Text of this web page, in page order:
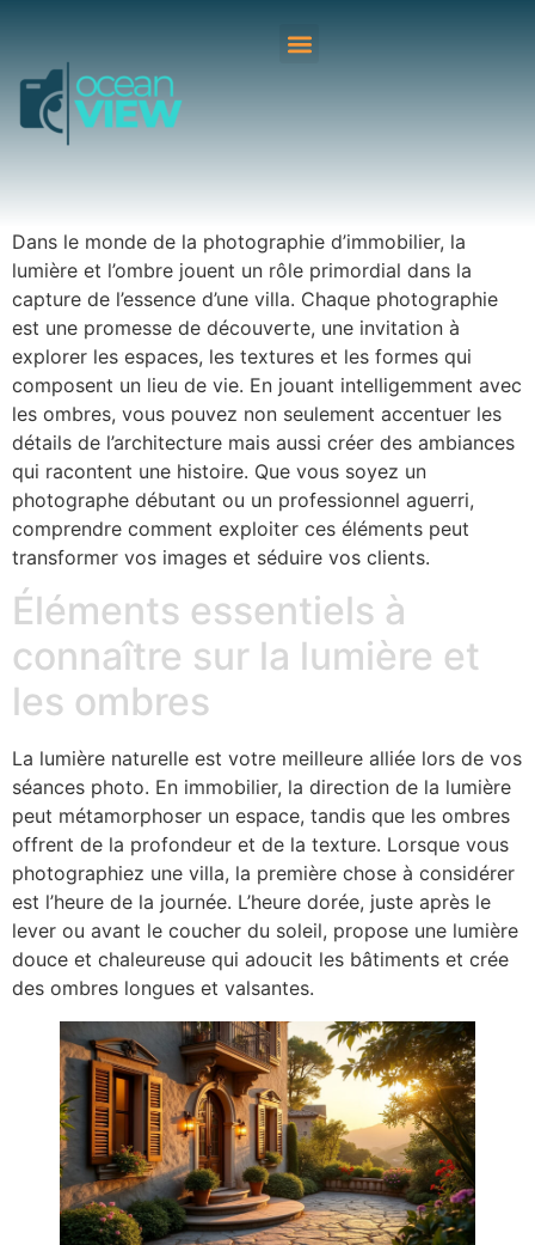
Dans le monde de la photographie d’immobilier, la
lumière et l’ombre jouent un rôle primordial dans la
capture de l’essence d’une villa. Chaque photographie
est une promesse de découverte, une invitation à
explorer les espaces, les textures et les formes qui
composent un lieu de vie. En jouant intelligemment avec
les ombres, vous pouvez non seulement accentuer les
détails de l’architecture mais aussi créer des ambiances
qui racontent une histoire. Que vous soyez un
photographe débutant ou un professionnel aguerri,
comprendre comment exploiter ces éléments peut
transformer vos images et séduire vos clients.
Éléments essentiels à
connaître sur la lumière et
les ombres
La lumière naturelle est votre meilleure alliée lors de vos
séances photo. En immobilier, la direction de la lumière
peut métamorphoser un espace, tandis que les ombres
offrent de la profondeur et de la texture. Lorsque vous
photographiez une villa, la première chose à considérer
est l’heure de la journée. L’heure dorée, juste après le
lever ou avant le coucher du soleil, propose une lumière
douce et chaleureuse qui adoucit les bâtiments et crée
des ombres longues et valsantes.